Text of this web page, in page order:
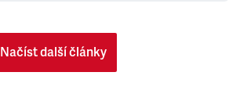
Načíst další články